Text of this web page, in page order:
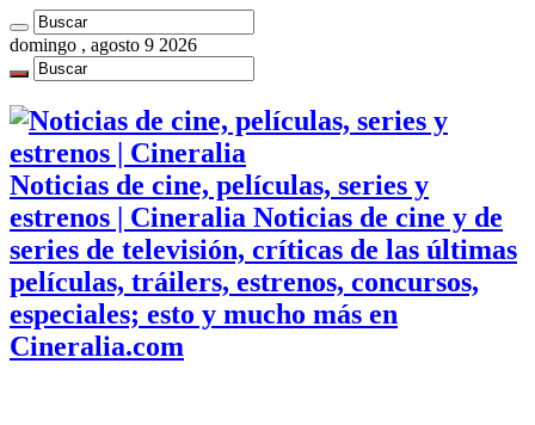
domingo , agosto 9 2026
Noticias de cine, películas, series y
estrenos | Cineralia Noticias de cine y de
series de televisión, críticas de las últimas
películas, tráilers, estrenos, concursos,
especiales; esto y mucho más en
Cineralia.com